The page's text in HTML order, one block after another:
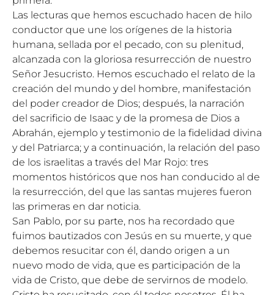
Las lecturas que hemos escuchado hacen de hilo
conductor que une los orígenes de la historia
humana, sellada por el pecado, con su plenitud,
alcanzada con la gloriosa resurrección de nuestro
Señor Jesucristo. Hemos escuchado el relato de la
creación del mundo y del hombre, manifestación
del poder creador de Dios; después, la narración
del sacrificio de Isaac y de la promesa de Dios a
Abrahán, ejemplo y testimonio de la fidelidad divina
y del Patriarca; y a continuación, la relación del paso
de los israelitas a través del Mar Rojo: tres
momentos históricos que nos han conducido al de
la resurrección, del que las santas mujeres fueron
las primeras en dar noticia.
San Pablo, por su parte, nos ha recordado que
fuimos bautizados con Jesús en su muerte, y que
debemos resucitar con él, dando origen a un
nuevo modo de vida, que es participación de la
vida de Cristo, que debe de servirnos de modelo.